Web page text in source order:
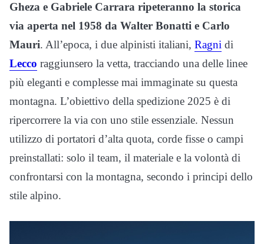
Gheza e Gabriele Carrara ripeteranno la storica
via aperta nel 1958 da Walter Bonatti e Carlo
Mauri. All’epoca, i due alpinisti italiani, Ragni di
Lecco raggiunsero la vetta, tracciando una delle linee
più eleganti e complesse mai immaginate su questa
montagna. L’obiettivo della spedizione 2025 è di
ripercorrere la via con uno stile essenziale. Nessun
utilizzo di portatori d’alta quota, corde fisse o campi
preinstallati: solo il team, il materiale e la volontà di
confrontarsi con la montagna, secondo i principi dello
stile alpino.